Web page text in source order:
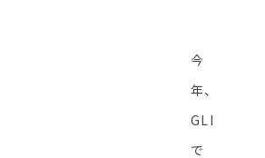
今
年、
GLI
で